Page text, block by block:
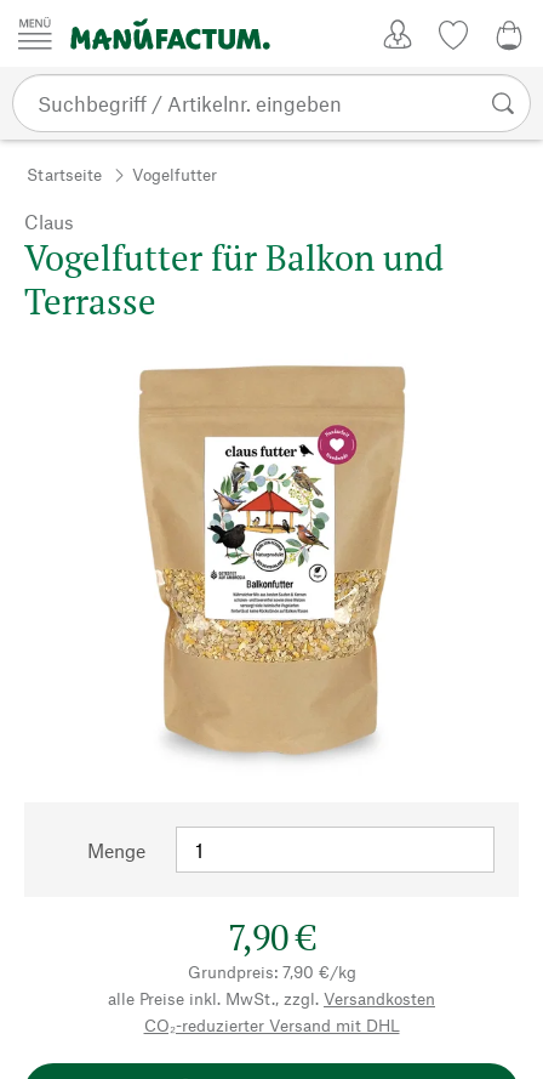
Zum Inhalt springen
Startseite Vogelfutter
Claus
Vogelfutter für Balkon und
Terrasse
Menge
7,90 €
Grundpreis: 7,90 €/kg
alle Preise inkl. MwSt., zzgl. Versandkosten
CO₂-reduzierter Versand mit DHL